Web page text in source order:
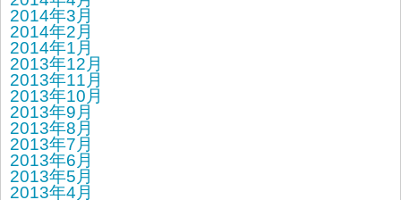
2014年3月
2014年2月
2014年1月
2013年12月
2013年11月
2013年10月
2013年9月
2013年8月
2013年7月
2013年6月
2013年5月
2013年4月